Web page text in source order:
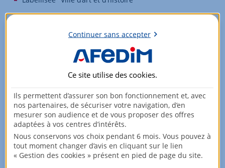
Des édifices hérités de Guillaume Le Conquérant
28 édifices classés Monuments historiques (11)
Visite des plages du Débarquement (1944)
Mémorial de Caen : 475 000 visiteurs en 2024 (12)
10 km de plages de sable fin (11)
2 ports de plaisance (11)
1 centre de thalassothérapie (11)
3 183 chambres d’hôtels à Caen La Mer (13)
4e ville de France la + culturelle (14)
Continuer sans accepter
Ce site utilise des cookies.
Ils permettent d’assurer son bon fonctionnement et, avec
nos partenaires, de sécuriser votre navigation, d’en
mesurer son audience et de vous proposer des offres
adaptées à vos centres d’intérêts.
Nous conservons vos choix pendant 6 mois. Vous pouvez à
tout moment changer d’avis en cliquant sur le lien
« Gestion des cookies » présent en pied de page du site.